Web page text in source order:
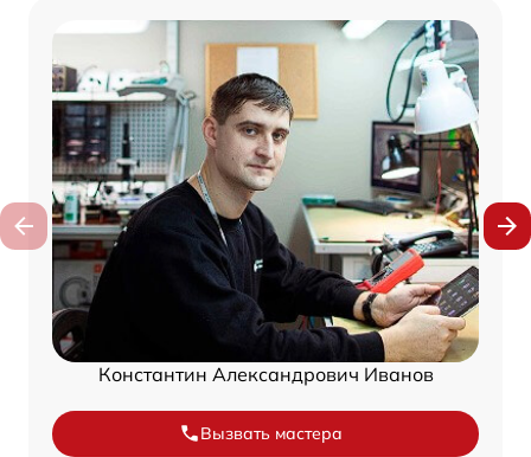
Константин Александрович Иванов
Вызвать мастера